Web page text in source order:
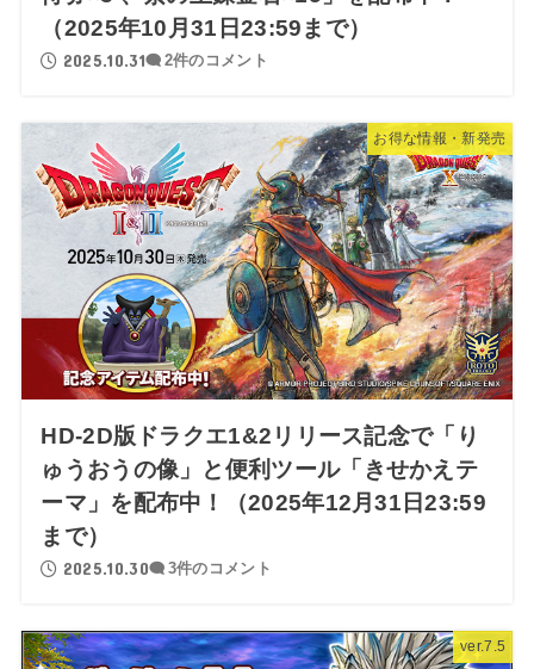
（2025年10月31日23:59まで）
2025.10.31 2件のコメント
お得な情報・新発売
HD-2D版ドラクエ1&2リリース記念で「り
ゅうおうの像」と便利ツール「きせかえテ
ーマ」を配布中！（2025年12月31日23:59
まで）
2025.10.30 3件のコメント
ver.7.5